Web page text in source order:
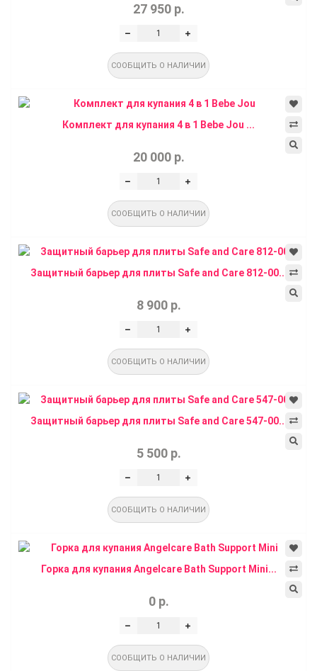
27 950 р.
СООБЩИТЬ О НАЛИЧИИ
Комплект для купания 4 в 1 Bebe Jou ...
20 000 р.
СООБЩИТЬ О НАЛИЧИИ
Защитный барьер для плиты Safe and Care 812-00...
8 900 р.
СООБЩИТЬ О НАЛИЧИИ
Защитный барьер для плиты Safe and Care 547-00...
5 500 р.
СООБЩИТЬ О НАЛИЧИИ
Горка для купания Angelcare Bath Support Mini...
0 р.
СООБЩИТЬ О НАЛИЧИИ